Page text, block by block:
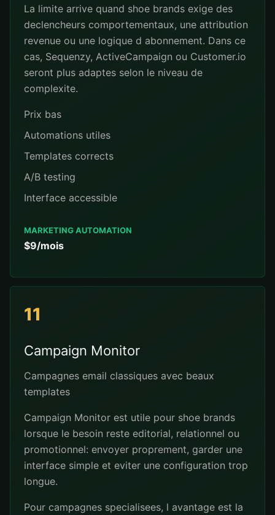
La limite arrive quand shoe brands exige des
declencheurs comportementaux, une attribution
revenue ou une logique d abonnement. Dans ce
cas, Sequenzy, ActiveCampaign ou Customer.io
seront plus adaptes selon le niveau de
complexite.
Prix bas
Automations utiles
Templates corrects
A/B testing
Interface accessible
MARKETING AUTOMATION
$9/mois
11
Campaign Monitor
Campagnes email classiques avec beaux
templates
Campaign Monitor est utile pour shoe brands
lorsque le besoin reste editorial, relationnel ou
promotionnel: envoyer proprement, garder une
interface simple et eviter une configuration trop
longue.
Pour campagnes specialisees, l avantage est la